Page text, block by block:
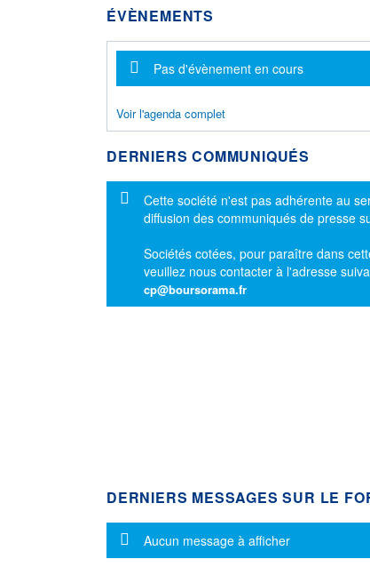
ÉVÈNEMENTS
Message d'information
Pas d'évènement en cours
Voir l'agenda complet
DERNIERS COMMUNIQUÉS
Message d'information
Cette société n'est pas adhérente au
diffusion des communiqués de presse
Sociétés cotées, pour paraître dans
veuillez nous contacter à l'adresse
cp@boursorama.fr
DERNIERS MESSAGES SUR LE
Message d'information
Aucun message à afficher